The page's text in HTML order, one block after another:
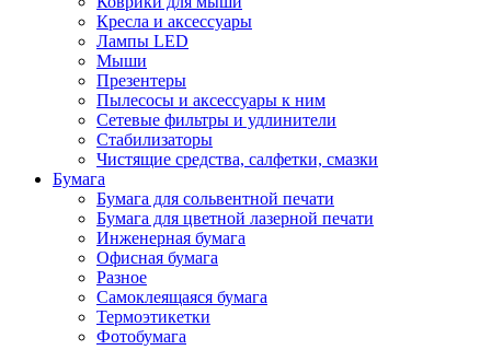
Кресла и аксессуары
Лампы LED
Мыши
Презентеры
Пылесосы и аксессуары к ним
Сетевые фильтры и удлинители
Стабилизаторы
Чистящие средства, салфетки, смазки
Бумага
Бумага для сольвентной печати
Бумага для цветной лазерной печати
Инженерная бумага
Офисная бумага
Разное
Самоклеящаяся бумага
Термоэтикетки
Фотобумага